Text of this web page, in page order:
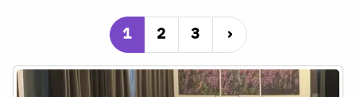
1 2 3 ›